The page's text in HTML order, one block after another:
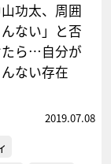
功太、周囲
ない」と否
ら…自分が
ない存在
2019.07.08